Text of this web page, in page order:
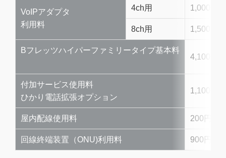
VoIPアダプタ
利用料
4ch用 1,000円
8ch用 1,500円
Bフレッツハイパーファミリータイプ基本料
4,100円
付加サービス使用料
ひかり電話拡張オプション
1,100円
屋内配線使用料 200円
回線終端装置（ONU)利用料 900円